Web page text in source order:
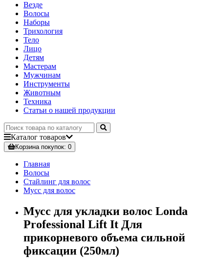
Везде
Волосы
Наборы
Трихология
Тело
Лицо
Детям
Мастерам
Мужчинам
Инструменты
Животным
Техника
Статьи о нашей продукции
Каталог товаров
Корзинапокупок: 0
Главная
Волосы
Стайлинг для волос
Мусс для волос
Мусс для укладки волос Londa
Professional Lift It Для
прикорневого объема сильной
фиксации (250мл)